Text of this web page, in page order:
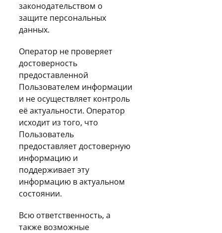
законодательством о
защите персональных
данных.
Оператор не проверяет
достоверность
предоставленной
Пользователем информации
и не осуществляет контроль
её актуальности. Оператор
исходит из того, что
Пользователь
предоставляет достоверную
информацию и
поддерживает эту
информацию в актуальном
состоянии.
Всю ответственность, а
также возможные